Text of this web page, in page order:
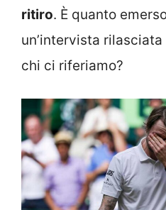
ritiro. È quanto
un’intervista
chi ci riferiamo?